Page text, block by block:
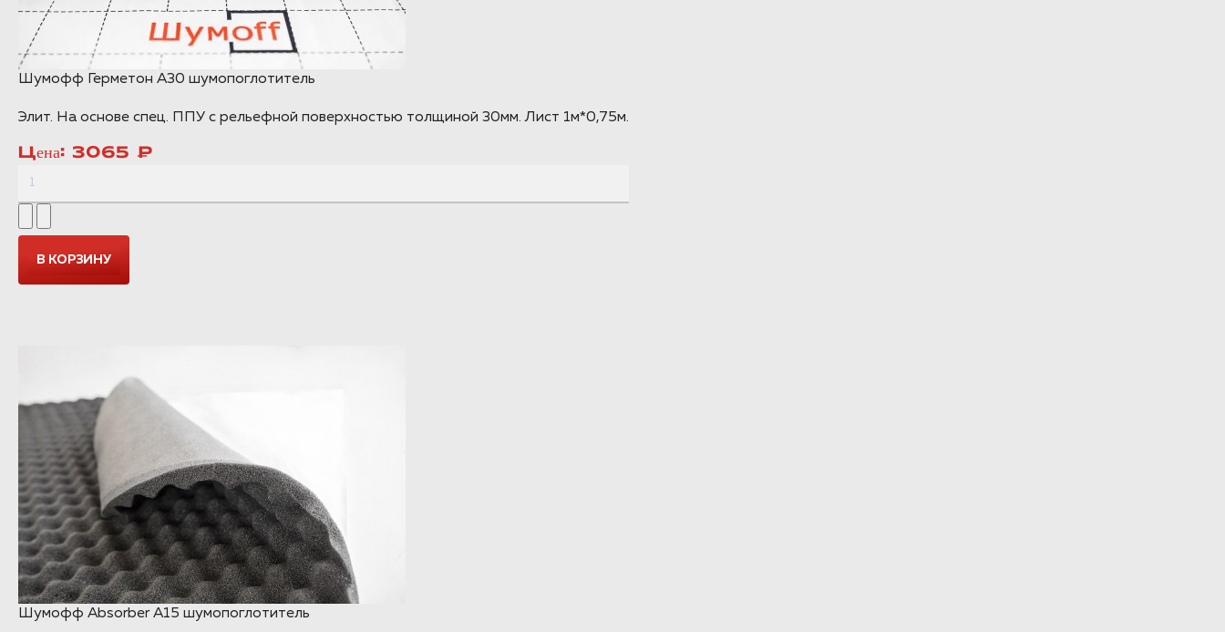
Шумофф Герметон А30 шумопоглотитель
Элит. На основе спец. ППУ с рельефной поверхностью толщиной 30мм. Лист 1м*0,75м.
Цена: 3065 ₽
Шумофф Absorber А15 шумопоглотитель